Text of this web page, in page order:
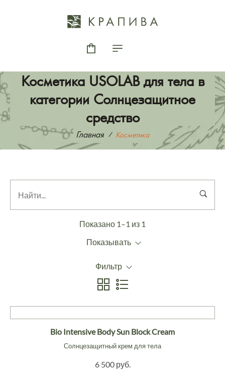
Косметика USOLAB для тела в
категории Солнцезащитное
средство
Главная Косметика
Показано 1–1 из 1
Показывать
Фильтр
Bio Intensive Body Sun Block Cream
Солнцезащитный крем для тела
6 500 руб.